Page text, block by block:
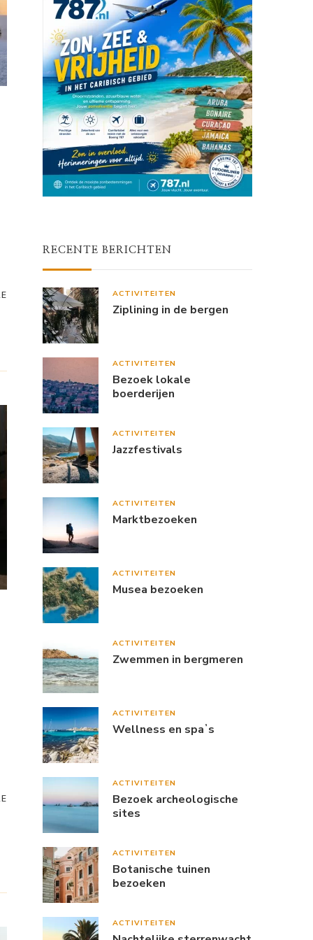
RECENTE BERICHTEN
ACTIVITEITEN
Ziplining in de bergen
ACTIVITEITEN
Bezoek lokale
boerderijen
ACTIVITEITEN
Jazzfestivals
ACTIVITEITEN
Marktbezoeken
ACTIVITEITEN
Musea bezoeken
ACTIVITEITEN
Zwemmen in bergmeren
ACTIVITEITEN
Wellness en spaʼs
ACTIVITEITEN
Bezoek archeologische
sites
ACTIVITEITEN
Botanische tuinen
bezoeken
ACTIVITEITEN